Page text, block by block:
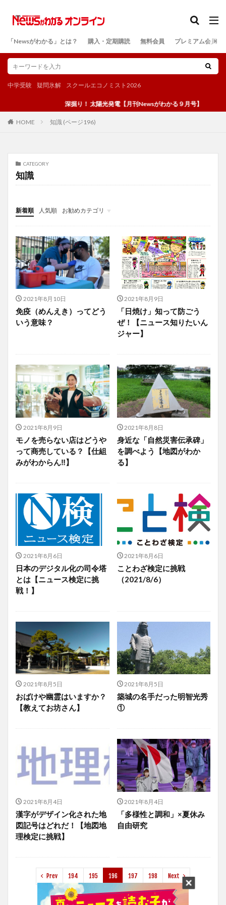
「Newsがわかる」とは？ 購入・定期購読 無料会員 プレミアム会員
中学受験 疑問氷解 スクールエコノミスト2026
深掘り！ 太陽光発電【月刊Newsがわかる９月号】
HOME 知識 (ページ196)
CATEGORY
知識
新着順 人気順
お勧めカテゴリ
投稿
学び
マンガ
電子書籍
2021年8月10日
免疫（めんえき）ってどう
いう意味？
2021年8月9日
「日焼け」知って防ごう
ぜ！【ニュース知りたいん
ジャー】
2021年8月9日
モノを売らない店はどうや
って商売している？【仕組
みがわからん‼】
2021年8月8日
身近な「自然災害伝承碑」
を調べよう【地図がわか
る】
2021年8月6日
日本のデジタル化の司令塔
とは【ニュース検定に挑
戦！】
2021年8月6日
ことわざ検定に挑戦
（2021/8/6）
2021年8月5日
おばけや幽霊はいますか？
【教えてお坊さん】
2021年8月5日
築城の名手だった明智光秀
①
2021年8月4日
漢字がデザイン化された地
図記号はどれだ！【地図地
理検定に挑戦】
2021年8月4日
「多様性と調和」×夏休み
自由研究
Prev 194 195 196 197 198 Next
検索